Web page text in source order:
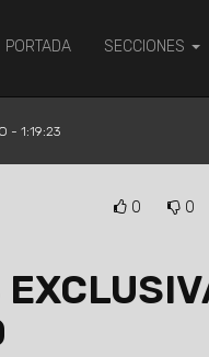
PORTADA SECCIONES
- 1:19:24
0 0